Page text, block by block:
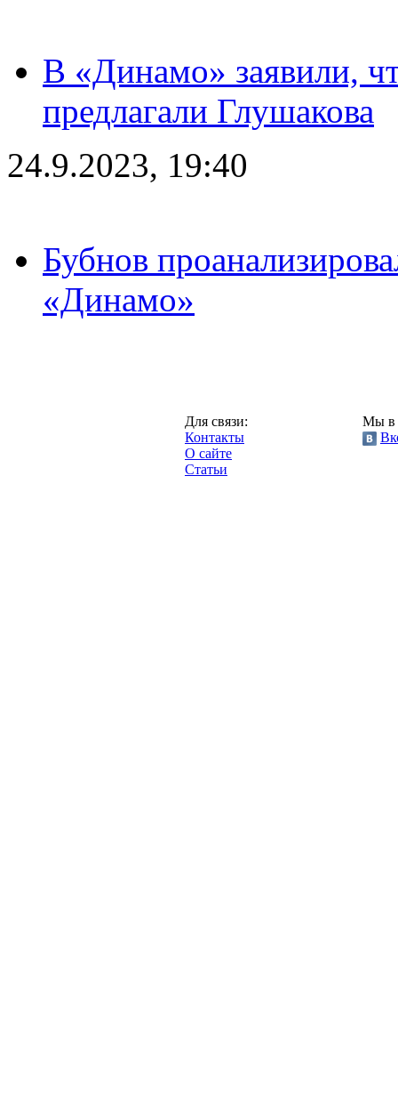
В «Динамо» заявили,
предлагали Глушакова
24.9.2023, 19:40
Бубнов
«Динамо»
Для связи:
Контакты
О сайте
Статьи
Мы в